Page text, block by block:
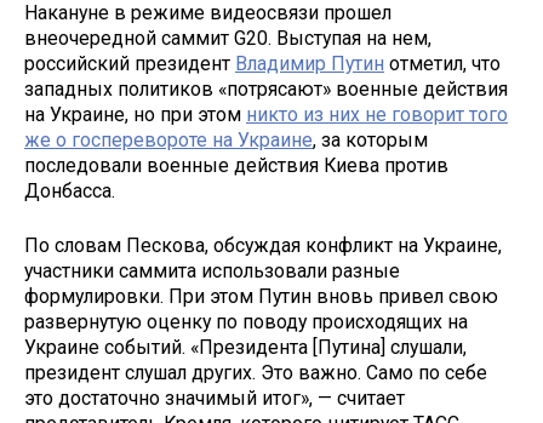
Накануне в режиме видеосвязи прошел
внеочередной саммит G20. Выступая на нем,
российский президент Владимир Путин отметил, что
западных политиков «потрясают» военные действия
на Украине, но при этом никто из них не говорит того
же о госперевороте на Украине, за которым
последовали военные действия Киева против
Донбасса.
По словам Пескова, обсуждая конфликт на Украине,
участники саммита использовали разные
формулировки. При этом Путин вновь привел свою
развернутую оценку по поводу происходящих на
Украине событий. «Президента [Путина] слушали,
президент слушал других. Это важно. Само по себе
это достаточно значимый итог», — считает